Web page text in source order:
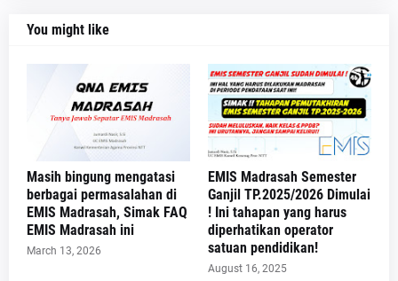
You might like
Masih bingung mengatasi
berbagai permasalahan di
EMIS Madrasah, Simak FAQ
EMIS Madrasah ini
March 13, 2026
EMIS Madrasah Semester
Ganjil TP.2025/2026 Dimulai
! Ini tahapan yang harus
diperhatikan operator
satuan pendidikan!
August 16, 2025